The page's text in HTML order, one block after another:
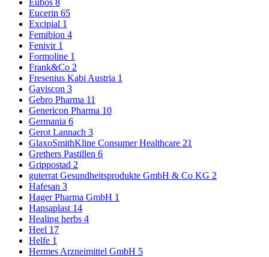
Eubos 8
Eucerin 65
Excipial 1
Femibion 4
Fenivir 1
Formoline 1
Frank&Co 2
Fresenius Kabi Austria 1
Gaviscon 3
Gebro Pharma 11
Genericon Pharma 10
Germania 6
Gerot Lannach 3
GlaxoSmithKline Consumer Healthcare 21
Grethers Pastillen 6
Grippostad 2
guterrat Gesundheitsprodukte GmbH & Co KG 2
Hafesan 3
Hager Pharma GmbH 1
Hansaplast 14
Healing herbs 4
Heel 17
Helfe 1
Hermes Arzneimittel GmbH 5